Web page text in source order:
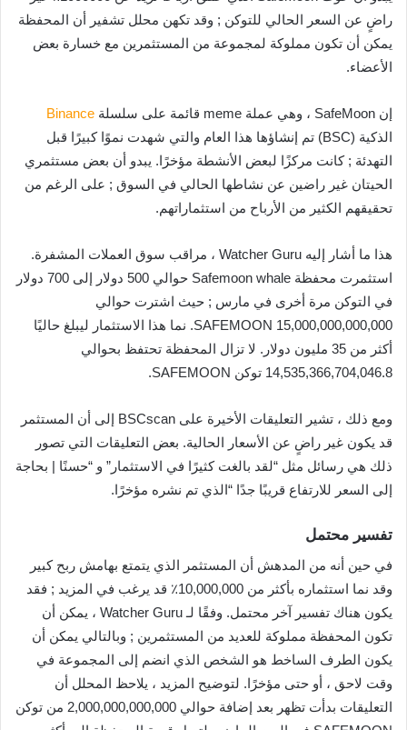
راضٍ عن السعر الحالي للتوكن ; وقد تكهن محلل تشفير أن المحفظة
يمكن أن تكون مملوكة لمجموعة من المستثمرين مع خسارة بعض
الأعضاء.
إن SafeMoon ، وهي عملة meme قائمة على سلسلة
Binance
الذكية (BSC) تم إنشاؤها هذا العام والتي شهدت نموًا كبيرًا قبل
التهدئة ; كانت مركزًا لبعض الأنشطة مؤخرًا. يبدو أن بعض مستثمري
الحيتان غير راضين عن نشاطها الحالي في السوق ; على الرغم من
تحقيقهم الكثير من الأرباح من استثماراتهم.
هذا ما أشار إليه Watcher Guru ، مراقب سوق العملات المشفرة.
استثمرت محفظة Safemoon whale حوالي 500 دولار إلى 700 دولار
في التوكن مرة أخرى في مارس ; حيث اشترت حوالي
15,000,000,000,000 SAFEMOON. نما هذا الاستثمار ليبلغ حاليًا
أكثر من 35 مليون دولار. لا تزال المحفظة تحتفظ بحوالي
14,535,366,704,046.8 توكن SAFEMOON.
ومع ذلك ، تشير التعليقات الأخيرة على BSCscan إلى أن المستثمر
قد يكون غير راضٍ عن الأسعار الحالية. بعض التعليقات التي تصور
ذلك هي رسائل مثل “لقد بالغت كثيرًا في الاستثمار” و “حسنًا | بحاجة
إلى السعر للارتفاع قريبًا جدًا “الذي تم نشره مؤخرًا.
تفسير محتمل
في حين أنه من المدهش أن المستثمر الذي يتمتع بهامش ربح كبير
وقد نما استثماره بأكثر من 10,000,000٪ قد يرغب في المزيد ; فقد
يكون هناك تفسير آخر محتمل. وفقًا لـ Watcher Guru ، يمكن أن
تكون المحفظة مملوكة للعديد من المستثمرين ; وبالتالي يمكن أن
يكون الطرف الساخط هو الشخص الذي انضم إلى المجموعة في
وقت لاحق ، أو حتى مؤخرًا. لتوضيح المزيد ، يلاحظ المحلل أن
التعليقات بدأت تظهر بعد إضافة حوالي 2,000,000,000,000 من توكن